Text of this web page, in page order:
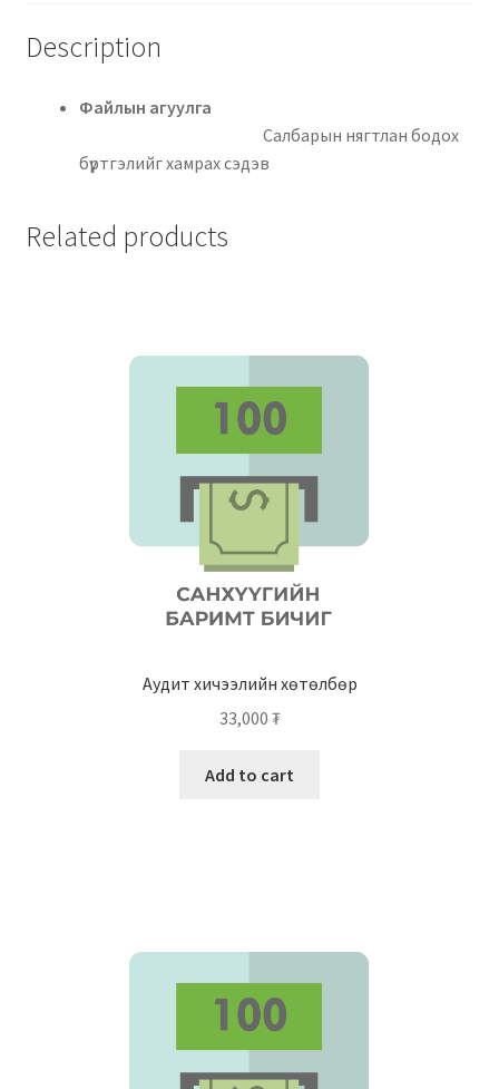
Description
Файлын агуулга
Салбарын нягтлан бодох
бүртгэлийг хамрах сэдэв
Related products
Аудит хичээлийн хөтөлбөр
33,000 ₮
Add to cart